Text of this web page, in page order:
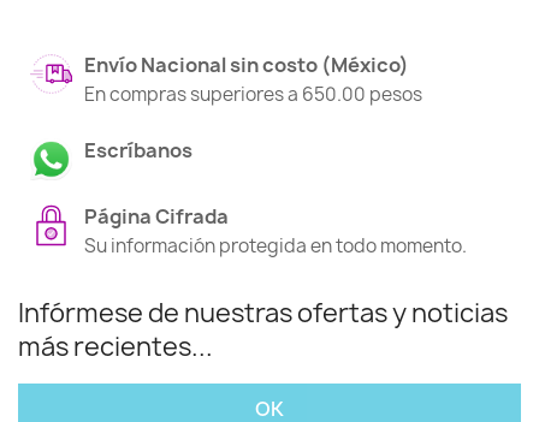
Envío Nacional sin costo (México)
En compras superiores a 650.00 pesos
Escríbanos
Página Cifrada
Su información protegida en todo momento.
Infórmese de nuestras ofertas y noticias
más recientes...